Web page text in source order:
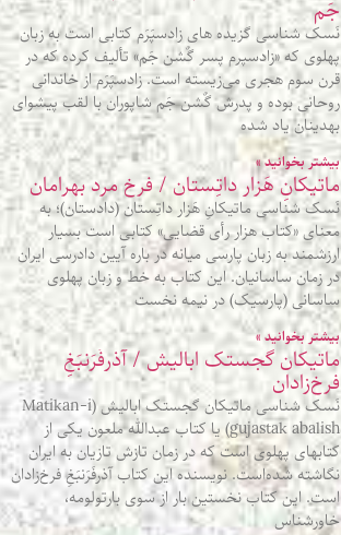
جَم
نَسک شناسی گزیده‌ های زادسپَرَم کتابی است به زبان
پهلوی که «زادسپرم پسر گٌشن‌ جَم» تألیف کرده که در
قرن سوم هجری می‌زیسته‌ است. زادسپَرَم از خاندانی
روحانی بوده و پدرش گٌشن‌ جَم شاپوران با لقب پیشوای
بهدینان یاد شده‌
بیشتر بخوانید »
ماتیکانِ هَزار داتِستان / فرخ مرد بهرامان
نَسک شناسی ماتیکانِ هَزار داتِستان (دادستان)؛ به
معنای «کتاب هزار رأی قضایی» کتابی است بسیار
ارزشمند به زبان پارسی میانه در باره آیین دادرسی ایران
در زمان ساسانیان. این کتاب به خط و زبان پهلوی
ساسانی (پارسیک) در نیمه نخست
بیشتر بخوانید »
ماتیکان گجستک ابالیش / آذرفَرَنبَغِ
فرخ‌زادان
نَسک شناسی ماتیکان گجستک ابالیش (Matikan-i
gujastak abalish) یا کتاب عبدالله ملعون یکی از
کتابهای پهلوی است که در زمان تازش تازیان به ایران
نگاشته شده‌است. نویسنده این کتاب آذرفَرَنبَغِ فرخ‌زادان
است. این کتاب نخستین بار از سوی بارتولومه،
خاورشناس